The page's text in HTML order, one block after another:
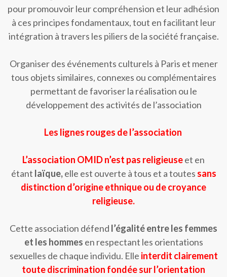
pour promouvoir leur compréhension et leur adhésion
à ces principes fondamentaux, tout en facilitant leur
intégration à travers les piliers de la société française.
Organiser des événements culturels à Paris et mener
tous objets similaires, connexes ou complémentaires
permettant de favoriser la réalisation ou le
développement des activités de l’association
Les lignes rouges de l’association
L’association OMID n’est pas religieuseet en
étant laïque,elle est ouverte à tous et a toutes sans
distinction d’origine ethnique ou de croyance
religieuse.
Cette association défend l’égalité entre les femmes
et les hommes en respectant les orientations
sexuelles de chaque individu. Elle interdit clairement
toute discrimination fondée sur l’orientation